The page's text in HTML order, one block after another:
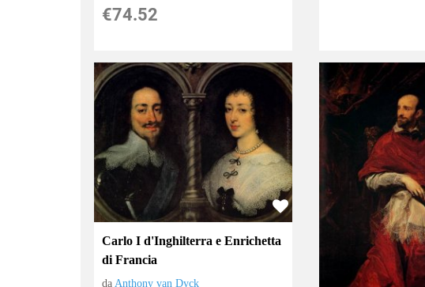
€74.52
Carlo I d'Inghilterra e Enrichetta
di Francia
daAnthony van Dyck